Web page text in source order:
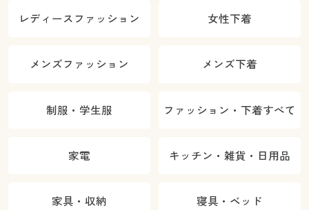
レディースファッション 女性下着
メンズファッション メンズ下着
制服・学生服 ファッション・下着すべて
家電 キッチン・雑貨・日用品
家具・収納 寝具・ベッド